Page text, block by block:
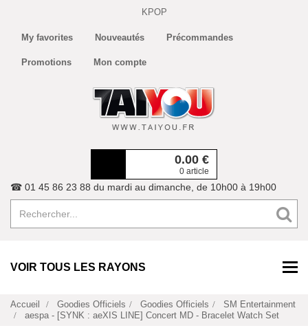
KPOP
My favorites Nouveautés Précommandes
Promotions Mon compte
0.00 €
0 article
☎ 01 45 86 23 88 du mardi au dimanche, de 10h00 à 19h00
VOIR TOUS LES RAYONS
Accueil Goodies Officiels Goodies Officiels
SM Entertainment
aespa - [SYNK : aeXIS LINE] Concert MD - Bracelet Watch Set